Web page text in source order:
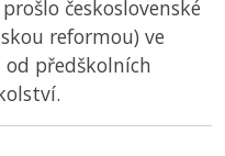
československé
reformou) ve
od předškolních